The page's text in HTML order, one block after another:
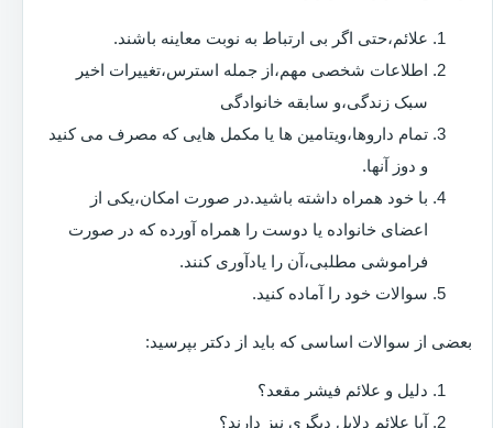
علائم،حتی اگر بی ارتباط به نوبت معاینه باشند.
اطلاعات شخصی مهم،از جمله استرس،تغییرات اخیر
سبک زندگی،و سابقه خانوادگی
تمام داروها،ویتامین ها یا مکمل هایی که مصرف می کنید
و دوز آنها.
با خود همراه داشته باشید.در صورت امکان،یکی از
اعضای خانواده یا دوست را همراه آورده که در صورت
فراموشی مطلبی،آن را یادآوری کنند.
سوالات خود را آماده کنید.
بعضی از سوالات اساسی که باید از دکتر بپرسید:
دلیل و علائم فیشر مقعد؟
آیا علائم دلایل دیگری نیز دارند؟